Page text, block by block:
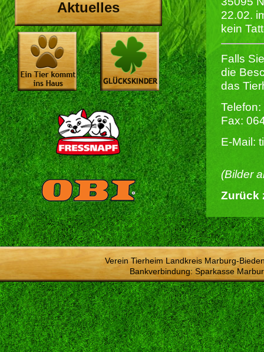
Aktuelles
22.02.
kein
Falls
die
das
Fax:
E-Mail:
(Bilder
Zurück
Verein Tierheim Landkreis Marburg-
Bankverbindung: Sparkasse